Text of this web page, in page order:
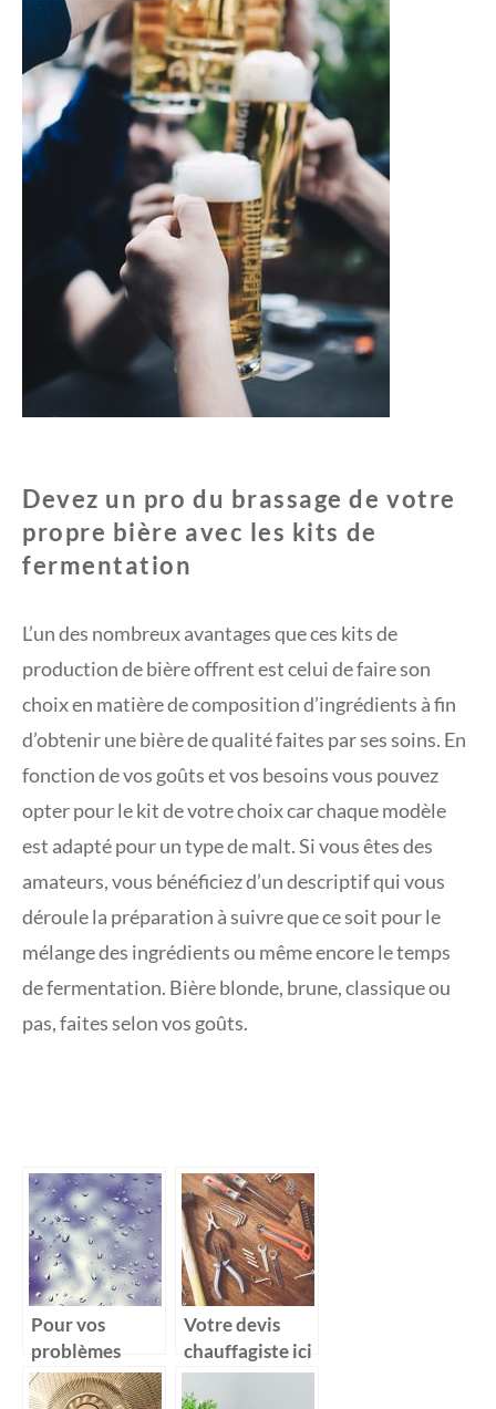
Devez un pro du brassage de votre
propre bière avec les kits de
fermentation
L’un des nombreux avantages que ces kits de
production de bière offrent est celui de faire son
choix en matière de composition d’ingrédients à fin
d’obtenir une bière de qualité faites par ses soins. En
fonction de vos goûts et vos besoins vous pouvez
opter pour le kit de votre choix car chaque modèle
est adapté pour un type de malt. Si vous êtes des
amateurs, vous bénéficiez d’un descriptif qui vous
déroule la préparation à suivre que ce soit pour le
mélange des ingrédients ou même encore le temps
de fermentation. Bière blonde, brune, classique ou
pas, faites selon vos goûts.
Pour vos
problèmes
d’humidité,
offrez vous un
Votre devis
chauffagiste ici